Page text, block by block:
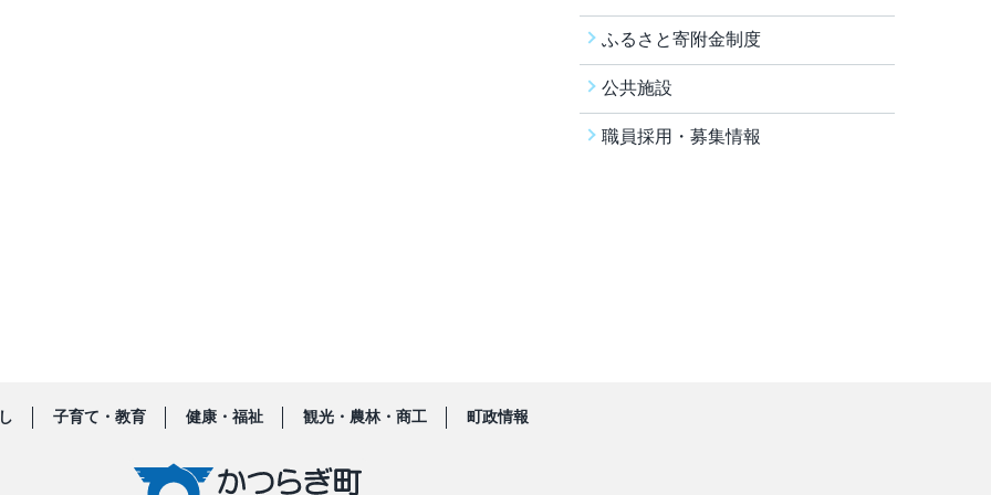
ふるさと寄附金制度
公共施設
職員採用・募集情報
子育て・教育 健康・福祉 観光・農林・商工 町政情報